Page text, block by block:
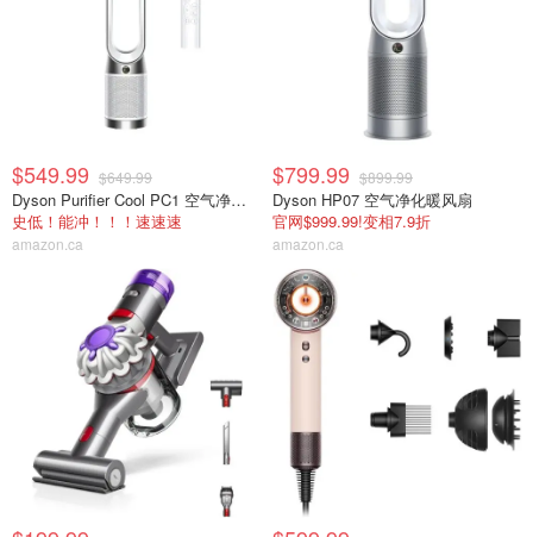
$549.99 $649.99
Dyson Purifier Cool PC1 空气净化风扇
史低！能冲！！！速速速
amazon.ca
$799.99 $899.99
Dyson HP07 空气净化暖风扇
官网$999.99!变相7.9折
amazon.ca